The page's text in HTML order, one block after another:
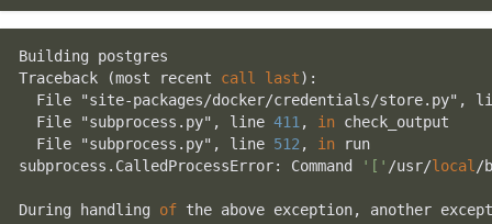
Building postgres
Traceback (most recent call last):
File "site-packages/docker/credentials/store.py",
  File "subprocess.py", line
411 , in check_output
  File "subprocess.py", line
512 , in run
subprocess.CalledProcessError: Command
'[' /usr/local /
During handling of the above exception, another